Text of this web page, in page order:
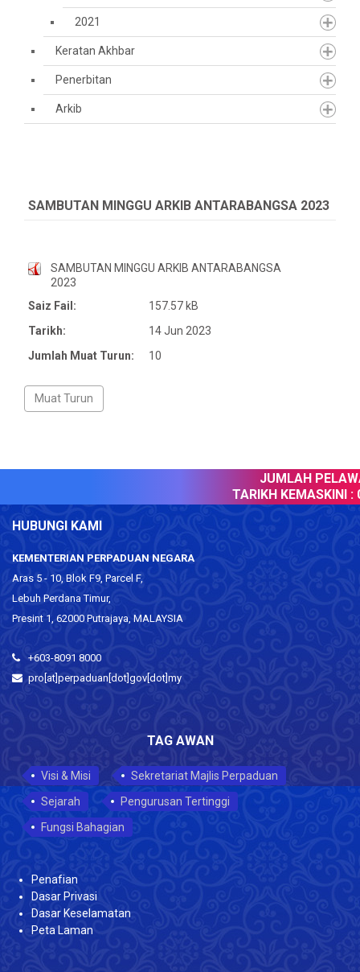
2021
Keratan Akhbar
Penerbitan
Arkib
SAMBUTAN MINGGU ARKIB ANTARABANGSA 2023
SAMBUTAN MINGGU ARKIB ANTARABANGSA
2023
Saiz Fail:
157.57 kB
Tarikh:
14 Jun 2023
Jumlah Muat Turun:
10
JUMLAH
TARIKH KEMASKINI :
HUBUNGI KAMI
KEMENTERIAN PERPADUAN NEGARA
Aras 5 - 10, Blok F9, Parcel F,
Lebuh Perdana Timur,
Presint 1, 62000 Putrajaya, MALAYSIA
+603-8091 8000
pro[at]perpaduan[dot]gov[dot]my
TAG AWAN
Visi & Misi
Sekretariat Majlis Perpaduan
Sejarah
Pengurusan Tertinggi
Fungsi Bahagian
Penafian
Dasar Privasi
Dasar Keselamatan
Peta Laman